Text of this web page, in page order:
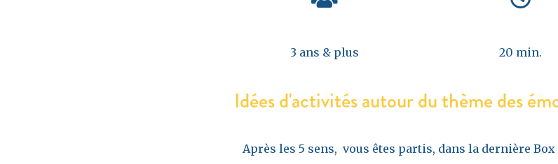
3 ans & plus 20 min.
Idées d'activités autour du thème des
Après les 5 sens, vous êtes partis, dans la dernière